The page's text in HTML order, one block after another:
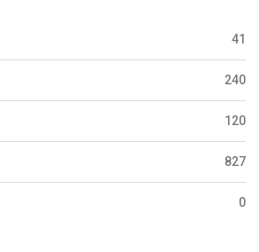
41
240
120
827
0